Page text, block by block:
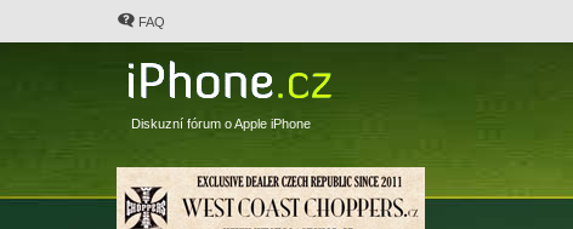
FAQ
Diskuzní fórum o Apple iPhone